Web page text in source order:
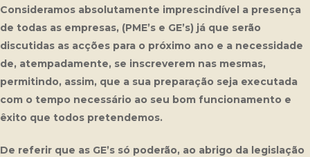
Consideramos absolutamente imprescindível a presença
de todas as empresas, (PME’s e GE’s) já que serão
discutidas as acções para o próximo ano e a necessidade
de, atempadamente, se inscreverem nas mesmas,
permitindo, assim, que a sua preparação seja executada
com o tempo necessário ao seu bom funcionamento e
êxito que todos pretendemos.
De referir que as GE’s só poderão, ao abrigo da legislação